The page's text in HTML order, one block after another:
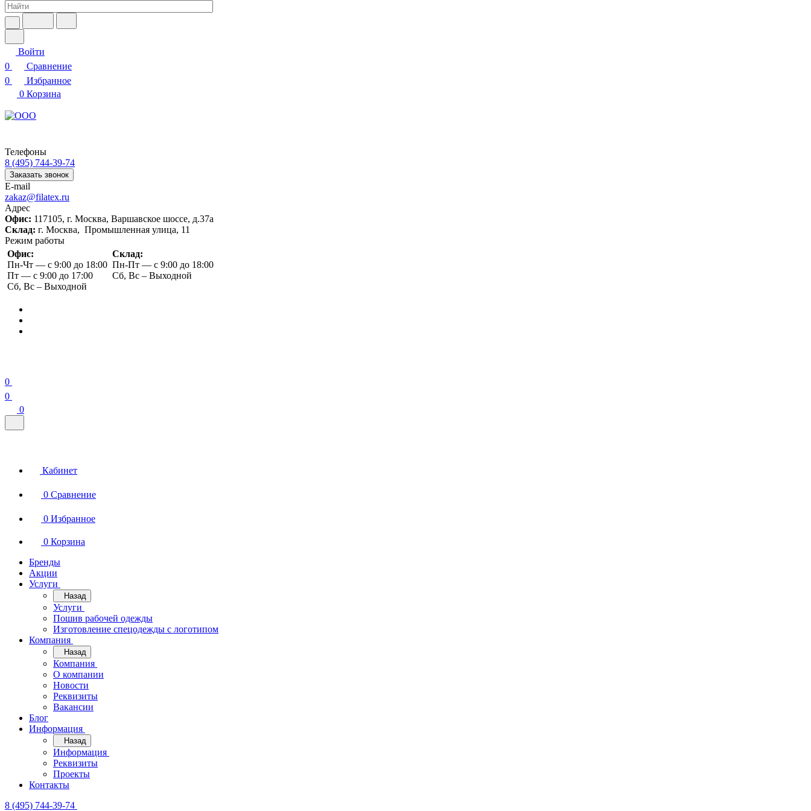
Войти
0
Сравнение
0
Избранное
0 Корзина
Телефоны
8 (495) 744-39-74
Заказать звонок
E-mail
zakaz@filatex.ru
Адрес
Офис: 117105, г. Москва, Варшавское шоссе, д.37а
Склад: г. Москва, Промышленная улица, 11
Режим работы
Офис:
Пн-Чт — с 9:00 до 18:00
Пт — с 9:00 до 17:00
Сб, Вс – Выходной
Склад:
Пн-Пт — с 9:00 до 18:00
Сб, Вс – Выходной
0
0
0
Кабинет
0 Сравнение
0 Избранное
0 Корзина
Бренды
Акции
Услуги
Назад
Услуги
Пошив рабочей одежды
Изготовление спецодежды с логотипом
Компания
Назад
Компания
О компании
Новости
Реквизиты
Вакансии
Блог
Информация
Назад
Информация
Реквизиты
Проекты
Контакты
8 (495) 744-39-74